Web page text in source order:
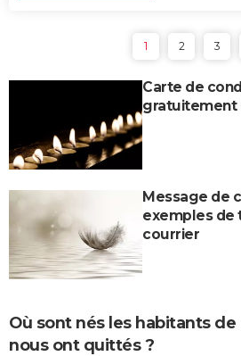
1 2 3
Carte de
gratuitement
Message de
exemples de
courrier
Où sont nés les habitants
nous ont quittés ?